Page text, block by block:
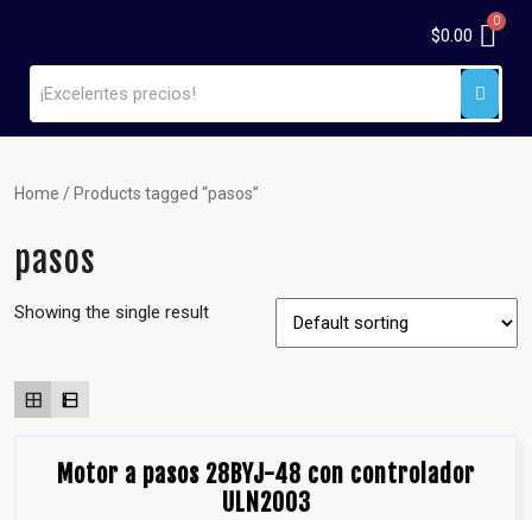
$0.00
Home / Products tagged “pasos”
pasos
Showing the single result
Motor a pasos 28BYJ-48 con controlador
ULN2003